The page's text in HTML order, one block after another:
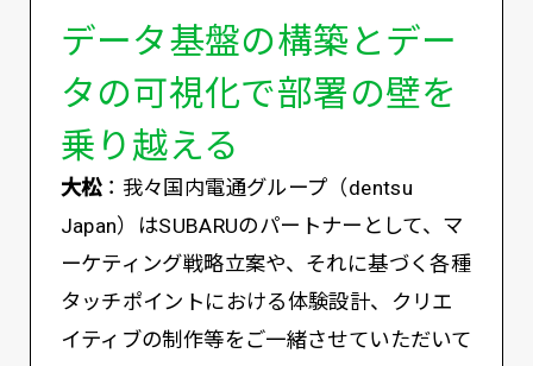
データ基盤の構築とデー
タの可視化で部署の壁を
乗り越える
大松：我々国内電通グループ（dentsu
Japan）はSUBARUのパートナーとして、マ
ーケティング戦略立案や、それに基づく各種
タッチポイントにおける体験設計、クリエ
イティブの制作等をご一緒させていただいて